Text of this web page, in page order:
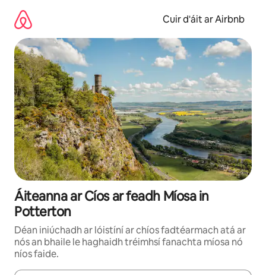
chuig
ábhar
Cuir d'áit ar Airbnb
Áiteanna ar Cíos ar feadh Míosa in
Potterton
Déan iniúchadh ar lóistíní ar chíos fadtéarmach atá ar
nós an bhaile le haghaidh tréimhsí fanachta míosa nó
níos faide.